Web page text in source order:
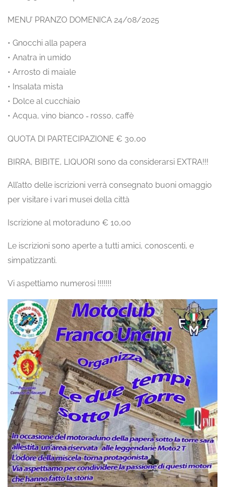
MENU’ PRANZO DOMENICA 24/08/2025
• Gnocchi alla papera
• Anatra in umido
• Arrosto di maiale
• Insalata mista
• Dolce al cucchiaio
• Acqua, vino bianco ‐ rosso, caffè
QUOTA DI PARTECIPAZIONE € 30,00
BIRRA, BIBITE, LIQUORI sono da considerarsi EXTRA!!!
All’atto delle iscrizioni verrà consegnato buoni omaggio
per visitare i vari musei della città
Iscrizione al motoraduno € 10,00
Le iscrizioni sono aperte a tutti amici, conoscenti, e
simpatizzanti.
Vi aspettiamo numerosi !!!!!!!